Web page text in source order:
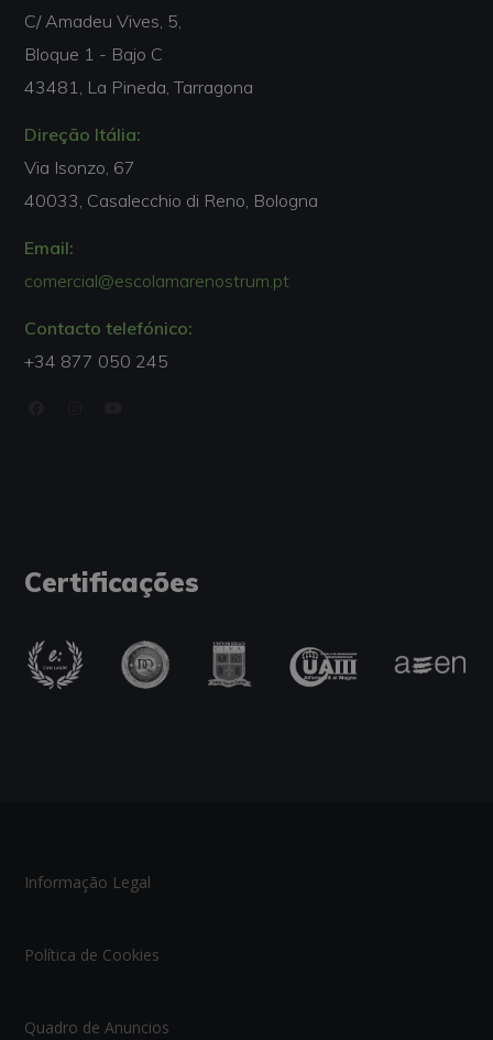
C/ Amadeu Vives, 5,
Bloque 1 - Bajo C
43481, La Pineda, Tarragona
Direção Itália:
Via Isonzo, 67
40033, Casalecchio di Reno, Bologna
Email:
comercial@escolamarenostrum.pt
Contacto telefónico:
+34 877 050 245
Certificações
Informação Legal
Política de Cookies
Quadro de Anuncios